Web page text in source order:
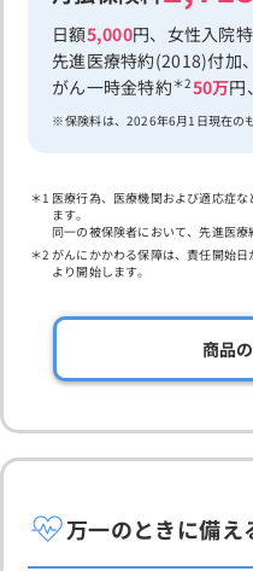
日額5,000円、女性入院
先進医療特約(2018)付加、
がん一時金特約＊250万円
保険料は、2026年6月1日現在の
医療行為、医療機関および適応症
ます。
同一の被保険者において、先進医療
がんにかかわる保障は、責任開始日
より開始します。
商品
万一のときに備え